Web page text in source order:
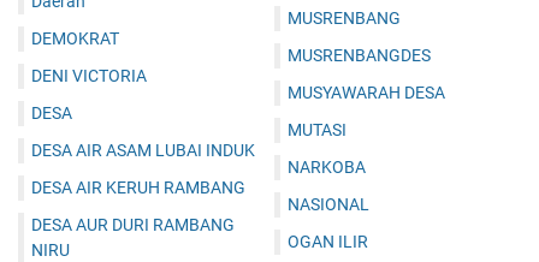
DEMOKRAT
DENI VICTORIA
DESA
DESA AIR ASAM LUBAI INDUK
DESA AIR KERUH RAMBANG
DESA AUR DURI RAMBANG
NIRU
MUSRENBANG
MUSRENBANGDES
MUSYAWARAH DESA
MUTASI
NARKOBA
NASIONAL
OGAN ILIR